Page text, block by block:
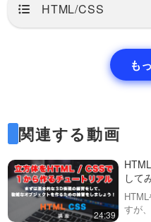
ズすることで自動で
内側の影や、複数の
要望などありました
いたします！
HTML/CSS
も
関連する動画
24:39
して
るチ
すが